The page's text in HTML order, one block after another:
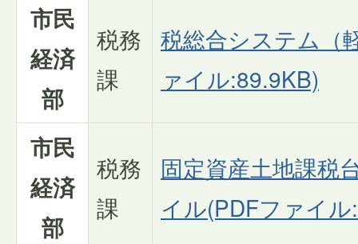
市民
経済
部
税務
課
税総合システム（
ァイル:89.9KB)
市民
経済
部
税務
課
固定資産土地課税
イル(PDFファイ